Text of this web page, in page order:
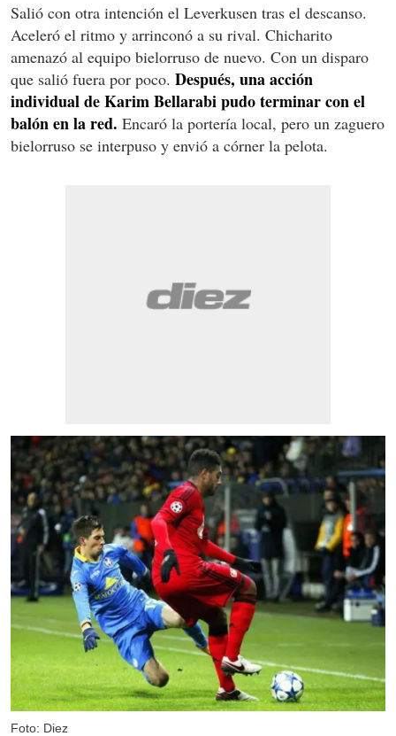
Salió con otra intención el Leverkusen tras el descanso.
Aceleró el ritmo y arrinconó a su rival. Chicharito
amenazó al equipo bielorruso de nuevo. Con un disparo
que salió fuera por poco. Después, una acción
individual de Karim Bellarabi pudo terminar con el
balón en la red. Encaró la portería local, pero un zaguero
bielorruso se interpuso y envió a córner la pelota.
Foto: Diez